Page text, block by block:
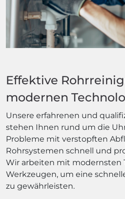
Effektive
modernen
Unsere erfahrenen und
stehen Ihnen rund um die
Probleme mit verstopften
Rohrsystemen schnell und
Wir arbeiten mit modernsten
Werkzeugen, um eine
zu gewährleisten.